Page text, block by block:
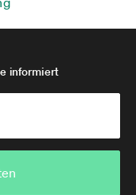
informiert